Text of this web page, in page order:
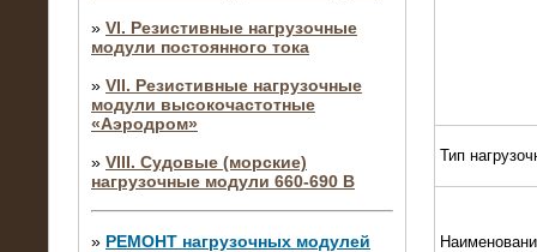
» VI. Резистивные нагрузочные
модули постоянного тока
» VII. Резистивные нагрузочные
модули высокочастотные
«Аэродром»
» VIII. Судовые (морские)
нагрузочные модули 660-690 В
» РЕМОНТ нагрузочных модулей
Тип